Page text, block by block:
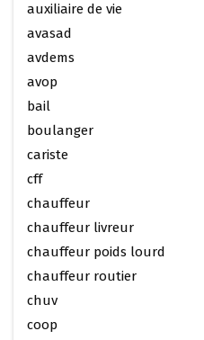
auxiliaire de vie
avasad
avdems
avop
bail
boulanger
cariste
cff
chauffeur
chauffeur livreur
chauffeur poids lourd
chauffeur routier
chuv
coop